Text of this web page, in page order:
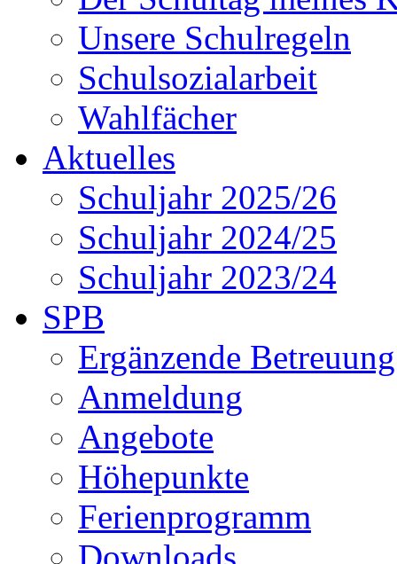
Unsere Schulregeln
Schulsozialarbeit
Wahlfächer
Aktuelles
Schuljahr 2025/26
Schuljahr 2024/25
Schuljahr 2023/24
SPB
Ergänzende Betreuung
Anmeldung
Angebote
Höhepunkte
Ferienprogramm
Downloads